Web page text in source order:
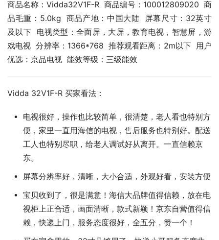
商品名称：Vidda32V1F-R  商品编号：100012809020  商
品毛重：5.0kg  商品产地：中国大陆  屏幕尺寸：32英寸
及以下  电视类型：全面屏，大屏，教育电视，智慧屏，游
戏电视  分辨率：1366*768  推荐观看距离：2m以下  用户
优选：京品电视  能效等级：三级能效
Vidda 32V1F-R 买家看法：
电视很好，操作也比较简单，很清楚，老人看也特别方
便，家里一直用海信的电视，售后服务也特别好。配送
工人也特别尽职，给老人调试好从离开。一直信赖京
东。
屏幕分辨率好，清晰，大小合适，外观好看，安装方便
宝贝收到了，很是满意！海信大品牌值得信赖，放在电
视柜上正合适，画面清晰，款式新颖！京东自营值得信
赖，快递上门，服务态度很好，全五分，赞一个！